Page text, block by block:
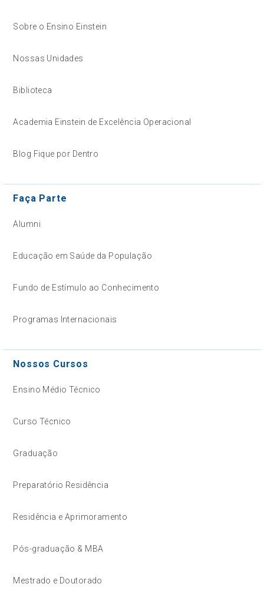
Sobre o Ensino Einstein
Nossas Unidades
Biblioteca
Academia Einstein de Excelência Operacional
Blog Fique por Dentro
Faça Parte
Alumni
Educação em Saúde da População
Fundo de Estímulo ao Conhecimento
Programas Internacionais
Nossos Cursos
Ensino Médio Técnico
Curso Técnico
Graduação
Preparatório Residência
Residência e Aprimoramento
Pós-graduação & MBA
Mestrado e Doutorado